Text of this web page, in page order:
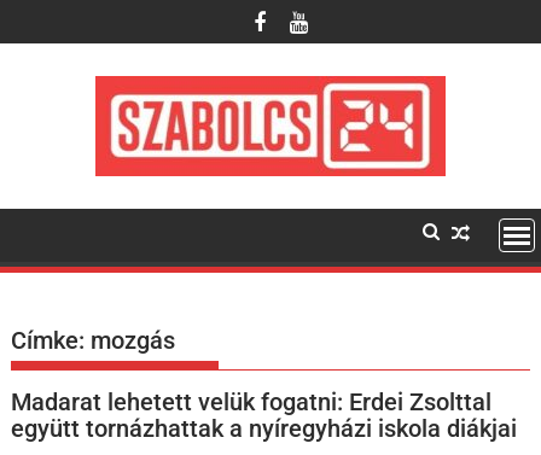
to
Címke: mozgás
Madarat lehetett velük fogatni: Erdei Zsolttal
együtt tornázhattak a nyíregyházi iskola diákjai